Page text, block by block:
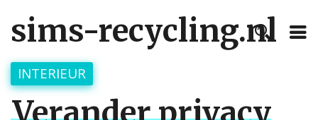
sims-recycling.nl
INTERIEUR